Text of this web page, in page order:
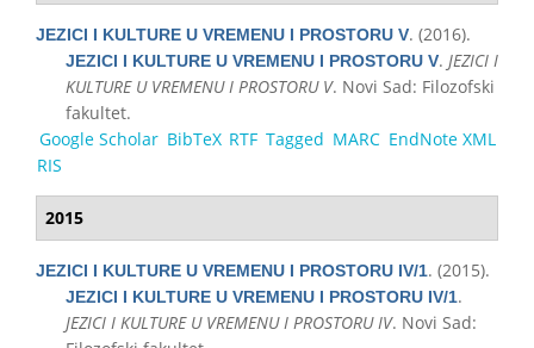
JEZICI I KULTURE U VREMENU I PROSTORU V. (2016).
JEZICI I KULTURE U VREMENU I PROSTORU V. JEZICI I
KULTURE U VREMENU I PROSTORU V. Novi Sad: Filozofski
fakultet.
Google Scholar BibTeX RTF Tagged MARC EndNote XML
RIS
2015
JEZICI I KULTURE U VREMENU I PROSTORU IV/1. (2015).
JEZICI I KULTURE U VREMENU I PROSTORU IV/1.
JEZICI I KULTURE U VREMENU I PROSTORU IV. Novi Sad: